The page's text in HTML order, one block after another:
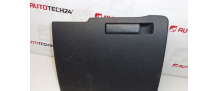
Procedura di Reclamo
Registratore di cassa
Rimostranza
Spedizione in tutto il mondo